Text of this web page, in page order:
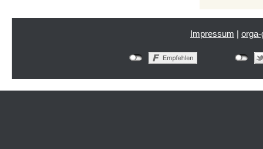
Impressum |